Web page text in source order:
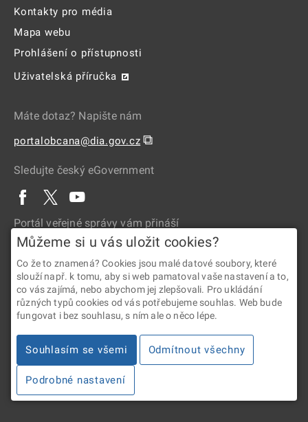
Kontakty pro média
Mapa webu
Prohlášení o přístupnosti
Uživatelská příručka
Máte dotaz? Napište nám
portalobcana@dia.gov.cz ⧉
Sledujte český eGovernment
Portál veřejné správy vám přináší
2026 © Digitální a informační agentura • Informace jsou poskytovány
v souladu se zákonem č. 106/1999 Sb., o svobodném přístupu
k informacím.
Můžeme si u vás uložit cookies?
Co že to znamená? Cookies jsou malé datové soubory, které
slouží např. k tomu, aby si web pamatoval vaše nastavení a to,
co vás zajímá, nebo abychom jej zlepšovali. Pro ukládání
různých typů cookies od vás potřebujeme souhlas. Web bude
fungovat i bez souhlasu, s ním ale o něco lépe.
Souhlasím se všemi Odmítnout všechny
Podrobné nastavení